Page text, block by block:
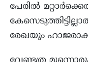
പേരിൽ
രേഖയും